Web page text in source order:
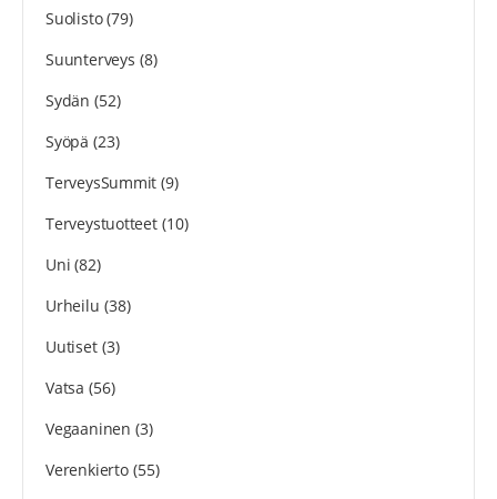
Suolisto(79)
Suunterveys (8)
Sydän (52)
Syöpä (23)
TerveysSummit (9)
Terveystuotteet(10)
Uni (82)
Urheilu (38)
Uutiset(3)
Vatsa (56)
Vegaaninen (3)
Verenkierto(55)